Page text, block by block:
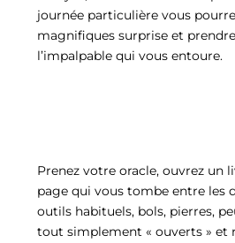
journée particulière vous
magnifiques surprise et
l’impalpable qui vous entoure.
Prenez votre oracle, ouvrez un
page qui vous tombe entre les
outils habituels, bols, pierres,
tout simplement « ouverts » et